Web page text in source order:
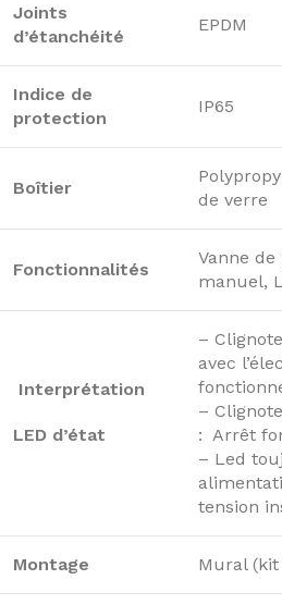
Joints
d’étanchéité
EPDM
Indice de
protection
IP65
Boîtier
de verre
Fonctionnalités
Vanne
manuel,
Interprétation
LED d’état
–
avec
–
: Arrêt
– Led
tension
Montage Mural